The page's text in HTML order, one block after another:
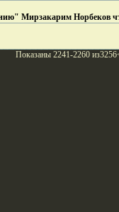
Мирзакарим Норбеков
Показаны 2241-2260